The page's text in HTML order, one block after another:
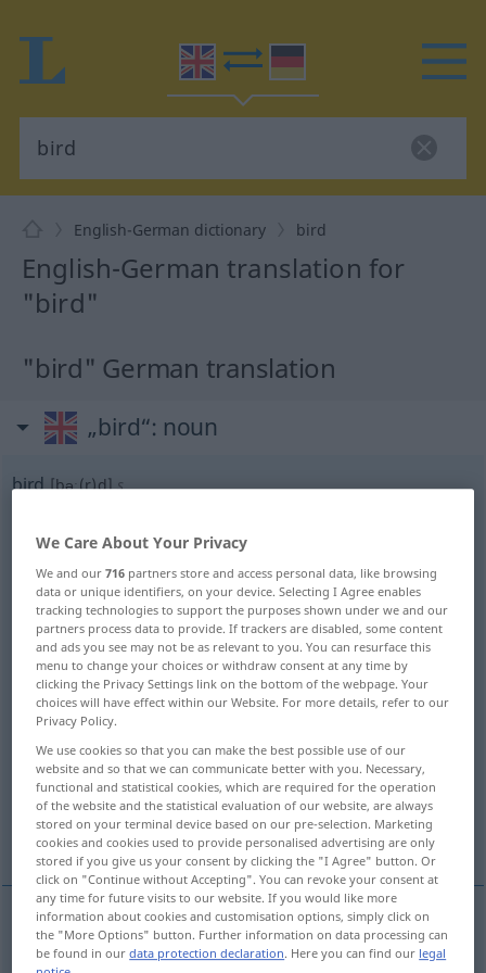
English-German dictionary bird
English-German translation for
"bird"
"bird" German translation
„bird“: noun
bird [bəː(r)d]s
(For more details, click/tap on the translation)
Vogel
Jagdvogel, Rebhuhn, Tontaube, Vogelwild
Kerl
Fernlenkkörper Federball
More examples...
Vogelm bird
We Care About Your Privacy
We and our716 partners store and access personal data, like browsing
data or unique identifiers, on your device. Selecting I Agree enables
tracking technologies to support the purposes shown under we and our
partners process data to provide. If trackers are disabled, some content
and ads you see may not be as relevant to you. You can resurface this
menu to change your choices or withdraw consent at any time by
clicking the Privacy Settings link on the bottom of the webpage. Your
choices will have effect within our Website. For more details, refer to our
Privacy Policy.
We use cookies so that you can make the best possible use of our
website and so that we can communicate better with you. Necessary,
functional and statistical cookies, which are required for the operation
of the website and the statistical evaluation of our website, are always
stored on your terminal device based on our pre-selection. Marketing
cookies and cookies used to provide personalised advertising are only
stored if you give us your consent by clicking the "I Agree" button. Or
click on "Continue without Accepting". You can revoke your consent at
any time for future visits to our website. If you would like more
information about cookies and customisation options, simply click on
the "More Options" button. Further information on data processing can
be found in ourdata protection declaration. Here you can find our legal